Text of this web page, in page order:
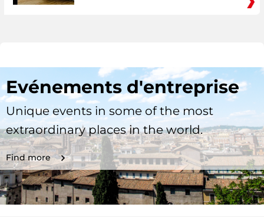
Evénements d'entreprise
Unique events in some of the most
extraordinary places in the world.
Find more